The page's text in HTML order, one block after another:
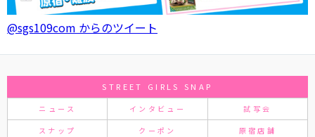
@sgs109com からのツイート
STREET GIRLS SNAP
ニュース インタビュー 試写会
スナップ クーポン 原宿店舗